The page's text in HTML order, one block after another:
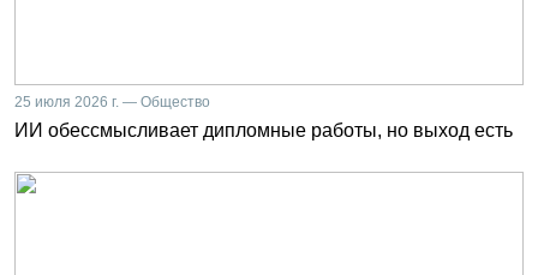
25 июля 2026 г. — Общество
ИИ обессмысливает дипломные работы, но выход есть